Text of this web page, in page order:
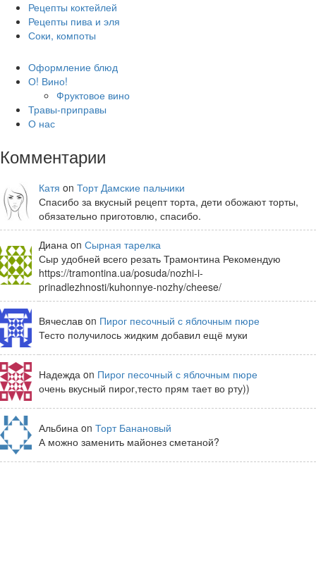
Рецепты коктейлей
Рецепты пива и эля
Соки, компоты
Оформление блюд
О! Вино!
Фруктовое вино
Травы-приправы
О нас
Комментарии
Катя on Торт Дамские пальчики
Спасибо за вкусный рецепт торта, дети обожают торты,
обязательно приготовлю, спасибо.
Диана on Сырная тарелка
Сыр удобней всего резать Трамонтина Рекомендую
https://tramontina.ua/posuda/nozhi-i-
prinadlezhnosti/kuhonnye-nozhy/cheese/
Вячеслав on Пирог песочный с яблочным пюре
Тесто получилось жидким добавил ещё муки
Надежда on Пирог песочный с яблочным пюре
очень вкусный пирог,тесто прям тает во рту))
Альбина on Торт Банановый
А можно заменить майонез сметаной?